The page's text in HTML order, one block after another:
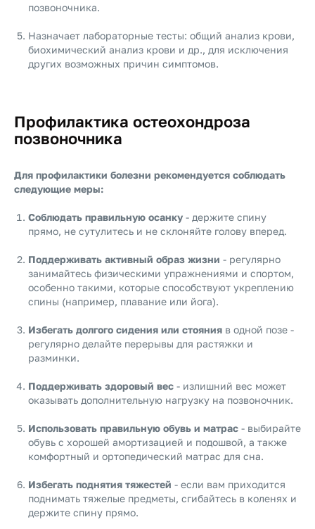
позвоночника.
Назначает лабораторные тесты: общий анализ крови,
биохимический анализ крови и др., для исключения
других возможных причин симптомов.
Профилактика остеохондроза
позвоночника
Для профилактики болезни рекомендуется соблюдать
следующие меры:
Соблюдать правильную осанку - держите спину
прямо, не сутулитесь и не склоняйте голову вперед.
Поддерживать активный образ жизни - регулярно
занимайтесь физическими упражнениями и спортом,
особенно такими, которые способствуют укреплению
спины (например, плавание или йога).
Избегать долгого сидения или стояния в одной позе -
регулярно делайте перерывы для растяжки и
разминки.
Поддерживать здоровый вес - излишний вес может
оказывать дополнительную нагрузку на позвоночник.
Использовать правильную обувь и матрас - выбирайте
обувь с хорошей амортизацией и подошвой, а также
комфортный и ортопедический матрас для сна.
Избегать поднятия тяжестей - если вам приходится
поднимать тяжелые предметы, сгибайтесь в коленях и
держите спину прямо.